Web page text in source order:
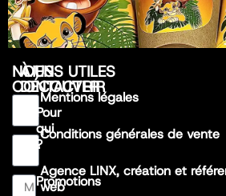
NOUS
CONTACTER
À
DÉCOUVRIR
Pour
qui
?
Promotions
LIENS UTILES
Mentions légales
Conditions générales de vente
Agence LINX, création et
web